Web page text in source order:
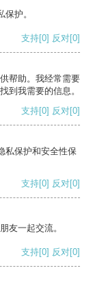
护。
支持[0] 反对[0]
帮助。我经常需要
到我需要的信息。
支持[0] 反对[0]
私保护和安全性保
支持[0] 反对[0]
友一起交流。
支持[0] 反对[0]